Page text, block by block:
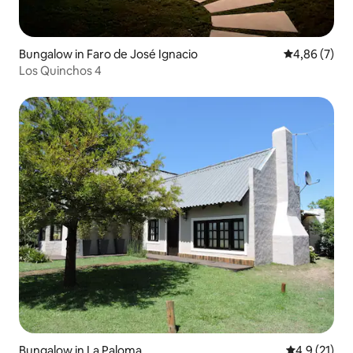
Bungalow in Faro de José Ignacio Gemiddelde
4,86 (7)
Los Quinchos 4